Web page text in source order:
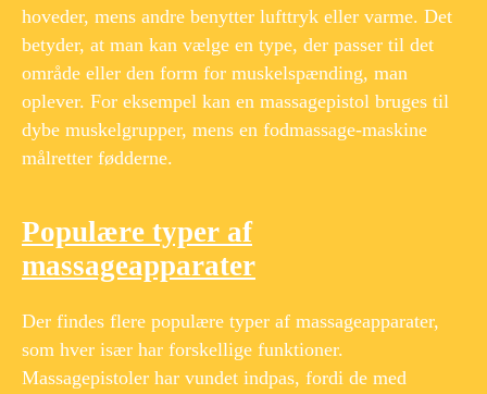
hoveder, mens andre benytter lufttryk eller varme. Det
betyder, at man kan vælge en type, der passer til det
område eller den form for muskelspænding, man
oplever. For eksempel kan en massagepistol bruges til
dybe muskelgrupper, mens en fodmassage-maskine
målretter fødderne.
Populære typer af
massageapparater
Der findes flere populære typer af massageapparater,
som hver især har forskellige funktioner.
Massagepistoler har vundet indpas, fordi de med